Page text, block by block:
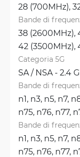
28 (700MHz),
Bande di
38 (2600MHz),
42 (3500MHz),
Categoria 5G
SA / NSA - 2.4
Bande di
n1, n3, n5, n7,
n75, n76, n77,
Bande di
n1, n3, n5, n7,
n75, n76, n77,